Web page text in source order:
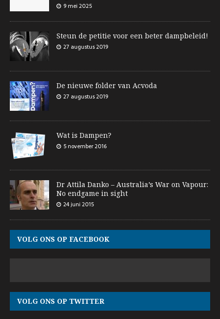
9 mei 2025
Steun de petitie voor een beter dampbeleid!
27 augustus 2019
De nieuwe folder van Acvoda
27 augustus 2019
Wat is Dampen?
5 november 2016
Dr Attila Danko – Australia’s War on Vapour:
No endgame in sight
24 juni 2015
VOLG ONS OP FACEBOOK
VOLG ONS OP TWITTER